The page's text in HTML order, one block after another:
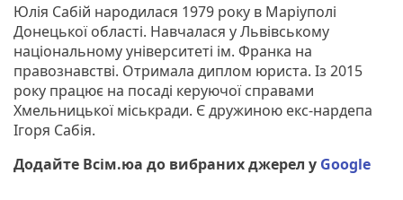
Юлія Сабій народилася 1979 року в Маріуполі
Донецької області. Навчалася у Львівському
національному університеті ім. Франка на
правознавстві. Отримала диплом юриста. Із 2015
року працює на посаді керуючої справами
Хмельницької міськради. Є дружиною екс-нардепа
Ігоря Сабія.
Додайте Всім.юа до вибраних джерел у Google